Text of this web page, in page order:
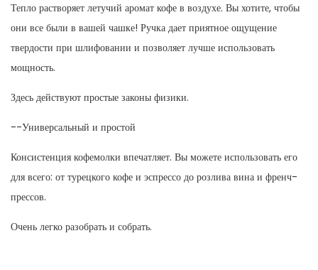
Тепло растворяет летучий аромат кофе в воздухе. Вы хотите, чтобы
они все были в вашей чашке! Ручка дает приятное ощущение
твердости при шлифовании и позволяет лучше использовать
мощность.
Здесь действуют простые законы физики.
--Универсальный и простой
Консистенция кофемолки впечатляет. Вы можете использовать его
для всего: от турецкого кофе и эспрессо до розлива вина и френч-
прессов.
Очень легко разобрать и собрать.